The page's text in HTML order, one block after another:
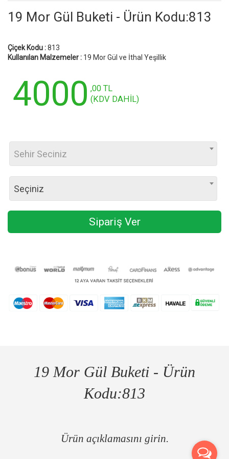
19 Mor Gül Buketi - Ürün Kodu:813
Çiçek Kodu :813
Kullanılan Malzemeler : 19 Mor Gül ve İthal Yeşillik
4000 ,00 TL
(KDV DAHİL)
Sehir Seciniz
Seçiniz
Sipariş Ver
19 Mor Gül Buketi - Ürün
Kodu:813
Ürün açıklamasını girin.